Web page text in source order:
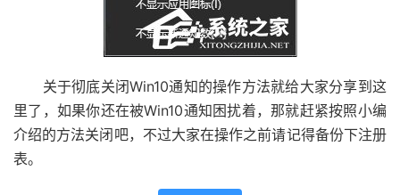
关于彻底关闭Win10通知的操作方法就给大家分享到这
里了，如果你还在被Win10通知困扰着，那就赶紧按照小编
介绍的方法关闭吧，不过大家在操作之前请记得备份下注册
表。